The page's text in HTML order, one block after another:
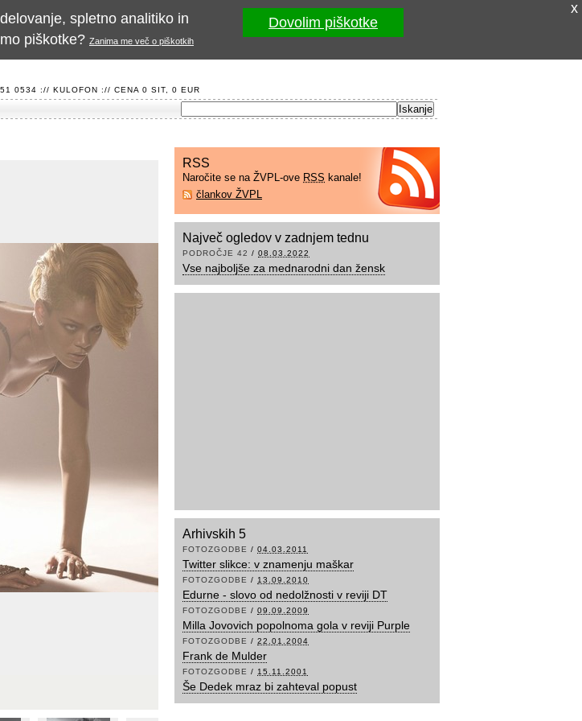
0534 :// KULOFON :// CENA 0 SIT, 0 EUR
RSS
Naročite se na ŽVPL-ove RSS kanale!
člankov ŽVPL
Največ ogledov v zadnjem tednu
PODROČJE 42 / 08.03.2022
Vse najboljše za mednarodni dan žensk
Arhivskih 5
FOTOZGODBE / 04.03.2011
Twitter slikce: v znamenju maškar
FOTOZGODBE / 13.09.2010
Edurne - slovo od nedolžnosti v reviji DT
FOTOZGODBE / 09.09.2009
Milla Jovovich popolnoma gola v reviji Purple
FOTOZGODBE / 22.01.2004
Frank de Mulder
FOTOZGODBE / 15.11.2001
Še Dedek mraz bi zahteval popust
x
spletno analitiko in
piškotke? Zanima me več o piškotkih
Dovolim piškotke